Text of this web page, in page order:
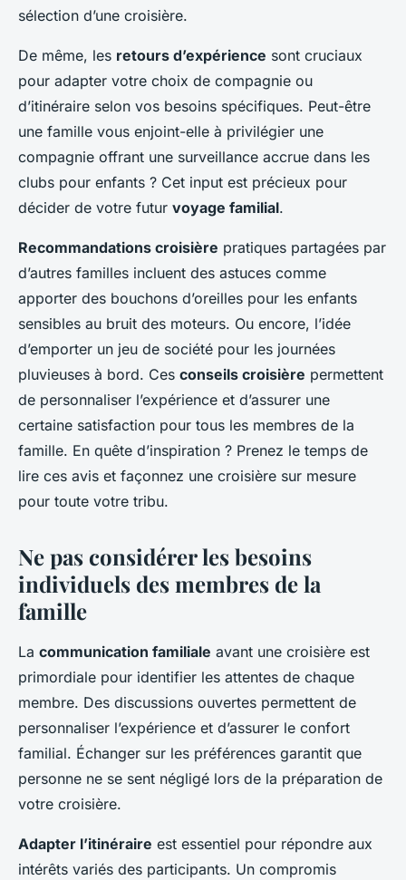
sélection d’une croisière.
De même, les retours d’expérience sont cruciaux
pour adapter votre choix de compagnie ou
d’itinéraire selon vos besoins spécifiques. Peut-être
une famille vous enjoint-elle à privilégier une
compagnie offrant une surveillance accrue dans les
clubs pour enfants ? Cet input est précieux pour
décider de votre futur voyage familial.
Recommandations croisière pratiques partagées par
d’autres familles incluent des astuces comme
apporter des bouchons d’oreilles pour les enfants
sensibles au bruit des moteurs. Ou encore, l’idée
d’emporter un jeu de société pour les journées
pluvieuses à bord. Ces conseils croisière permettent
de personnaliser l’expérience et d’assurer une
certaine satisfaction pour tous les membres de la
famille. En quête d’inspiration ? Prenez le temps de
lire ces avis et façonnez une croisière sur mesure
pour toute votre tribu.
Ne pas considérer les besoins
individuels des membres de la
famille
La communication familiale avant une croisière est
primordiale pour identifier les attentes de chaque
membre. Des discussions ouvertes permettent de
personnaliser l’expérience et d’assurer le confort
familial. Échanger sur les préférences garantit que
personne ne se sent négligé lors de la préparation de
votre croisière.
Adapter l’itinéraire est essentiel pour répondre aux
intérêts variés des participants. Un compromis